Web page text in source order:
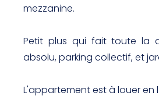
mezzanine.
Petit plus qui fait toute la
absolu, parking collectif, et
L'appartement est à louer en